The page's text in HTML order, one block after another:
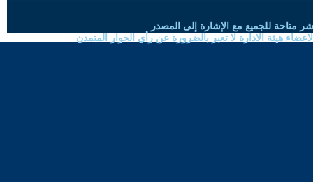
متاحة للجميع مع الإشارة إلى المصدر
هيئة الادارة لا تعبر بالضرورة عن رأي الحوار المتمدن